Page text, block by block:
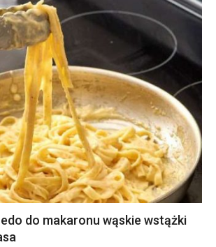
do makaronu wąskie wstążki